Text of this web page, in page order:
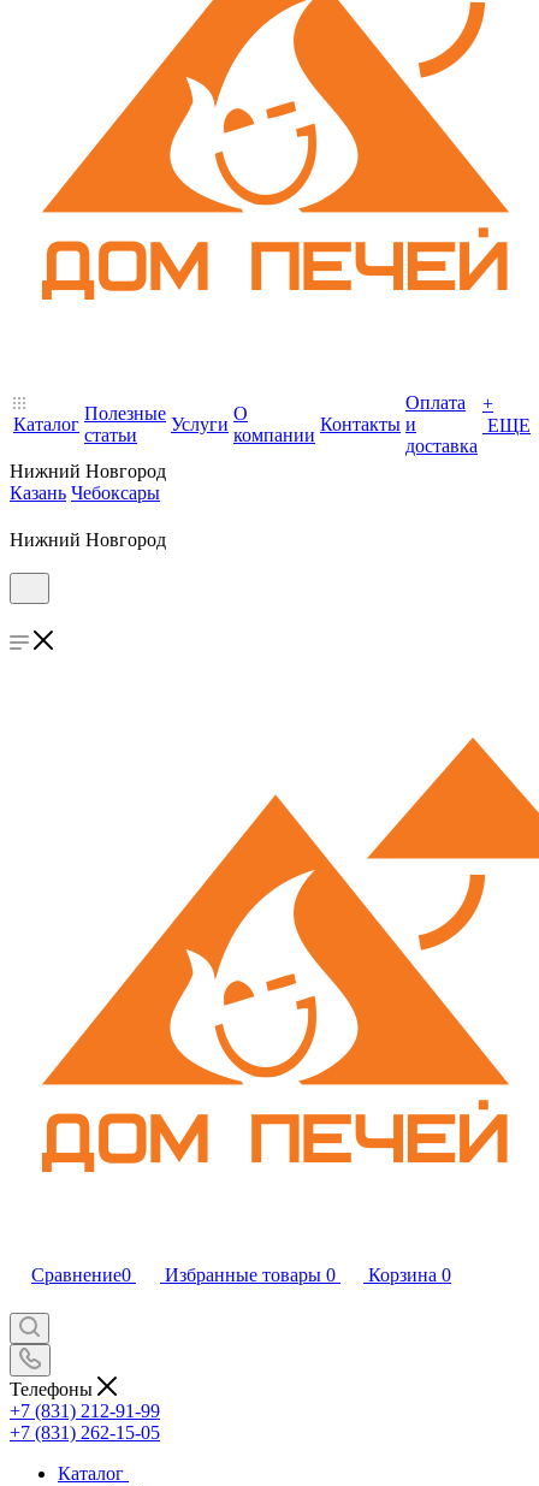
Каталог
Полезные
статьи
Услуги
О
компании
Контакты
Оплата
и
доставка
+
ЕЩЕ
Нижний Новгород
Казань Чебоксары
Нижний Новгород
Сравнение0 Избранные товары 0 Корзина 0
Телефоны
+7 (831) 212-91-99
+7 (831) 262-15-05
Каталог